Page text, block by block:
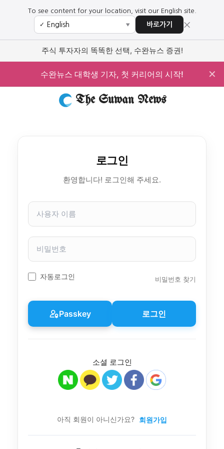
To see content for your location, visit our English site.
✓ ▼ 바로가기 ×
주식 투자자의 똑똑한 선택, 수완뉴스 증권!
수완뉴스 대학생 기자, 첫 커리어의 시작! ✕
The Suwan News
로그인
환영합니다! 로그인해 주세요.
사
자
이
비
번
호
자동로그인 비밀번호 찾기
Passkey 로그인
소셜 로그인
아직 회원이 아니신가요? 회원가입